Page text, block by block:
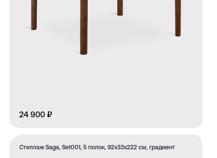
24 900 ₽
Стеллаж Saga, Set001, 5 полок, 92х33х222 см, градиент